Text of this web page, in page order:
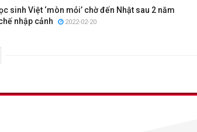
sinh Việt ‘mòn mỏi’ chờ đến Nhật sau 2 năm
nhập cảnh
2022-02-20